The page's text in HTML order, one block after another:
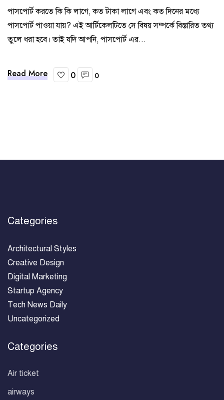
পাসপোর্ট করতে কি কি লাগে, কত টাকা লাগে এবং কত দিনের মধ্যে
পাসপোর্ট পাওয়া যায়? এই আর্টিকেলটিতে সে বিষয় সম্পর্কে বিস্তারিত তথ্য
তুলে ধরা হবে। তাই যদি আপনি, পাসপোর্ট এর...
Read More 0 0
Categories
Architectural Styles
Creative Design
Digital Marketing
Startup Agency
Tech News Daily
Uncategorized
Categories
Air ticket
airways